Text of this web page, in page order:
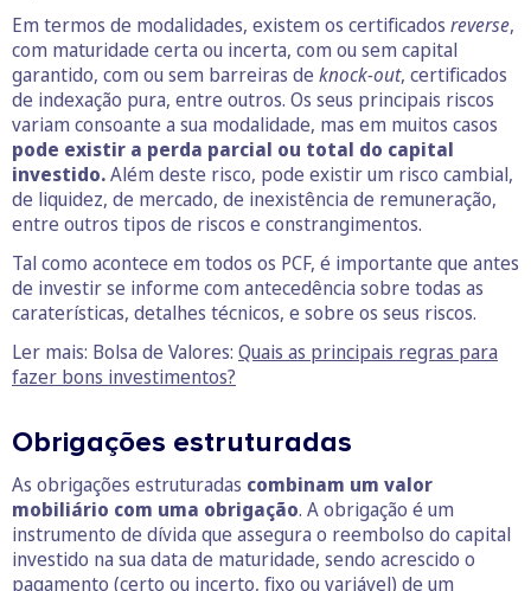
Em termos de modalidades, existem os certificados reverse,
com maturidade certa ou incerta, com ou sem capital
garantido, com ou sem barreiras de knock-out, certificados
de indexação pura, entre outros. Os seus principais riscos
variam consoante a sua modalidade, mas em muitos casos
pode existir a perda parcial ou total do capital
investido.Além deste risco, pode existir um risco cambial,
de liquidez, de mercado, de inexistência de remuneração,
entre outros tipos de riscos e constrangimentos.
Tal como acontece em todos os PCF, é importante que antes
de investir se informe com antecedência sobre todas as
caraterísticas, detalhes técnicos, e sobre os seus riscos.
Ler mais: Bolsa de Valores: Quais as principais regras para
fazer bons investimentos?
Obrigações estruturadas
As obrigações estruturadas combinam um valor
mobiliário com uma obrigação. A obrigação é um
instrumento de dívida que assegura o reembolso do capital
investido na sua data de maturidade, sendo acrescido o
pagamento (certo ou incerto, fixo ou variável) de um